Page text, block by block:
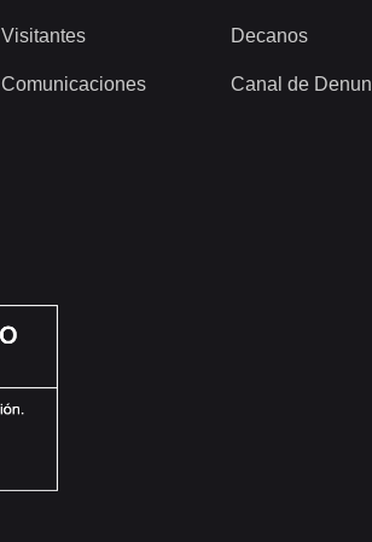
Visitantes
Comunicaciones
Decanos
Canal de